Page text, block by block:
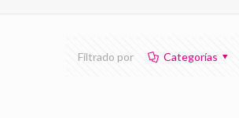
Filtrado por Categorías